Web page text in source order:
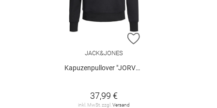
ZUR WUNSCHLISTE
JACK&JONES
Kapuzenpullover "JORVESTERBRO "
37,99 €
inkl. MwSt. zzgl. Versand